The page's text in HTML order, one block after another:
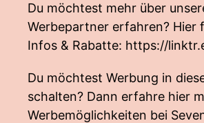
Du möchtest mehr über
Werbepartner erfahren? Hier
Infos & Rabatte: https://
Du möchtest Werbung in
schalten? Dann erfahre hier
Werbemöglichkeiten bei